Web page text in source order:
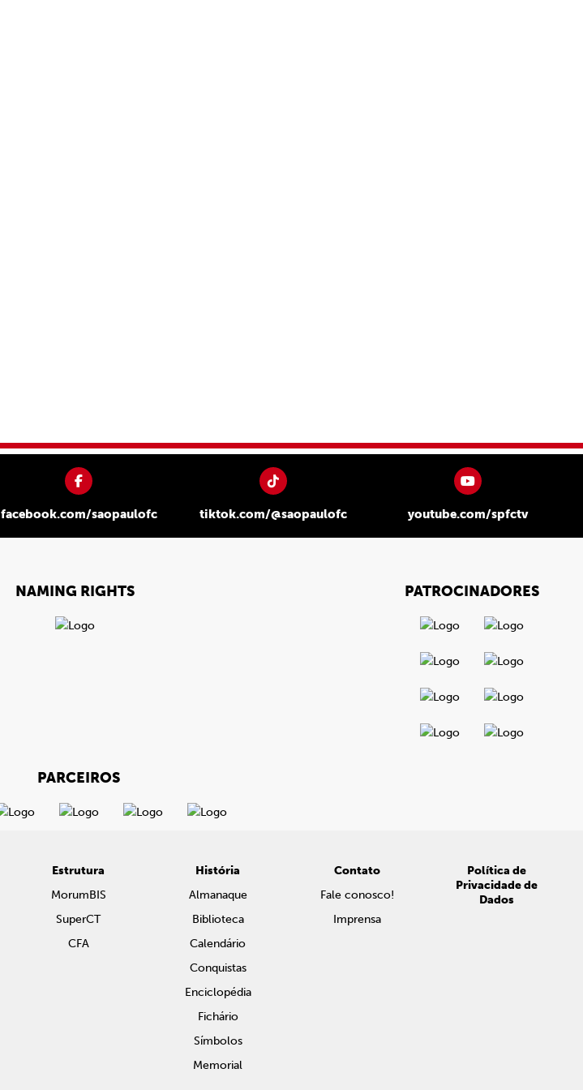
facebook.com/saopaulofc tiktok.com/@saopaulofc youtube.com/spfctv
NAMING RIGHTS PATROCINADORES
PARCEIROS
Estrutura
MorumBIS
SuperCT
CFA
História
Almanaque
Biblioteca
Calendário
Conquistas
Enciclopédia
Fichário
Símbolos
Memorial
Contato
Fale conosco!
Imprensa
Política de
Privacidade de
Dados